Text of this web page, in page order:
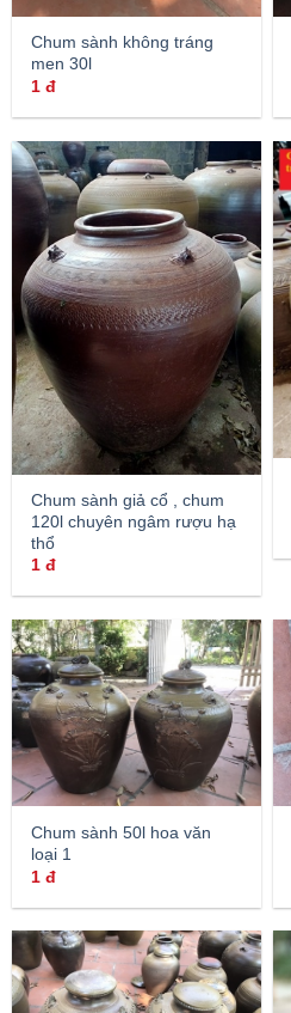
Chum sành không tráng
men 30l
1đ
Chum sành giả cổ , chum
120l chuyên ngâm rượu hạ
thổ
1đ
Chum sành 50l hoa văn
loại 1
1đ